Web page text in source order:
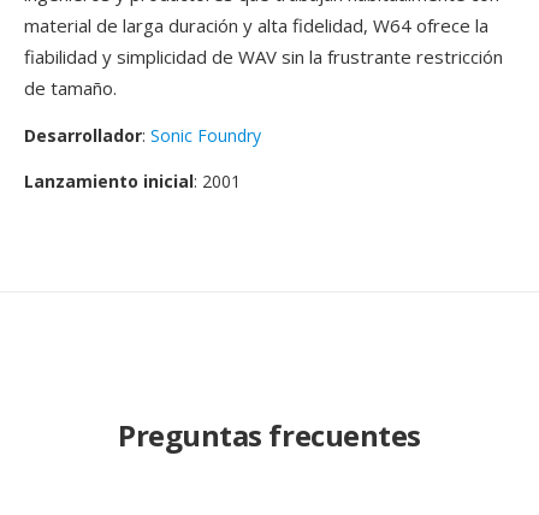
material de larga duración y alta fidelidad, W64 ofrece la
fiabilidad y simplicidad de WAV sin la frustrante restricción
de tamaño.
Desarrollador: Sonic Foundry
Lanzamiento inicial: 2001
Preguntas frecuentes